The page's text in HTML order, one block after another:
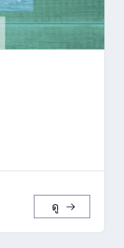
ดู